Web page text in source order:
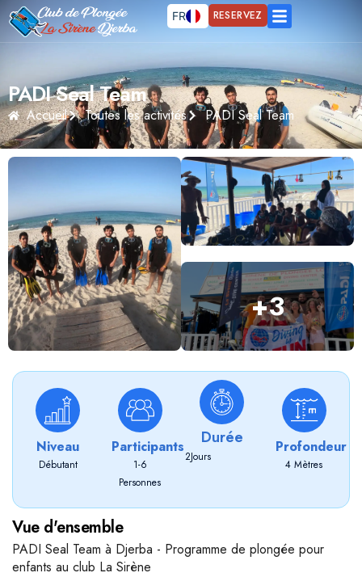
RESERVEZ
FR
DE
PADI Seal Team
Accueil Toutes les activités PADI Seal Team
+3
Niveau
Débutant
Participants
1-6
Personnes
Durée
2Jours
Profondeur
4 Mètres
Vue d'ensemble
PADI Seal Team à Djerba - Programme de plongée pour
enfants au club La Sirène